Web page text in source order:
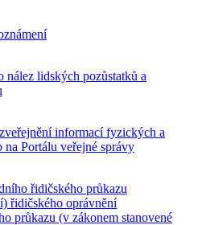
nález lidských pozůstatků a
informací fyzických a
Portálu veřejné správy
řidičského průkazu
řidičského oprávnění
průkazu (v zákonem stanovené